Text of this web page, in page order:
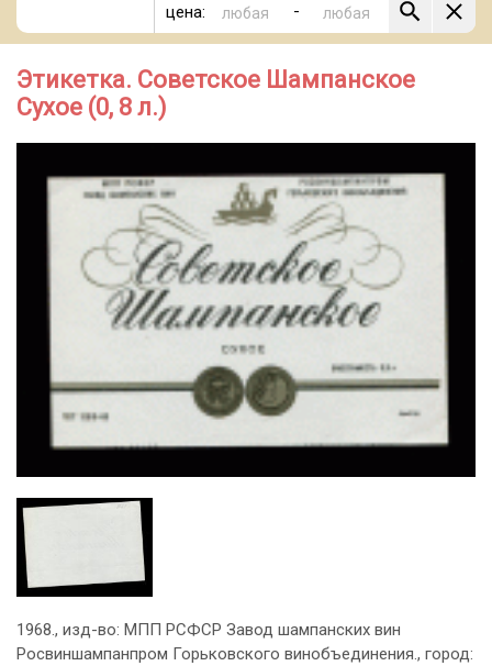
цена: -
Этикетка. Советское Шампанское
Сухое (0, 8 л.)
1968., изд-во: МПП РСФСР Завод шампанских вин
Росвиншампанпром Горьковского винобъединения., город: